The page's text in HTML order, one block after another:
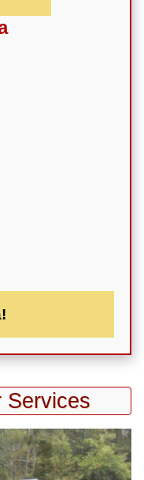
Services